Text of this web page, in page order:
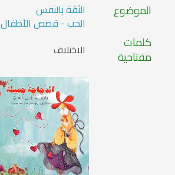
الموضوع الثقة بالنفس
الحب - قصص الأطفال
كلمات
مفتاحية الاختلاف